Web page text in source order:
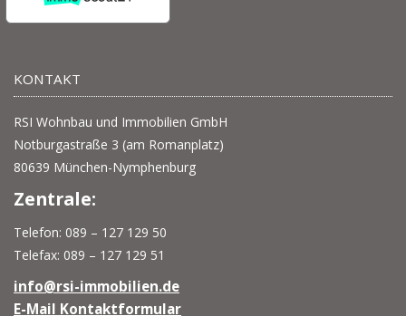
KONTAKT
RSI Wohnbau und Immobilien GmbH
Notburgastraße 3 (am Romanplatz)
80639 München-Nymphenburg
Zentrale:
Telefon: 089 – 127 129 50
Telefax: 089 – 127 129 51
info@rsi-immobilien.de
E-Mail Kontaktformular